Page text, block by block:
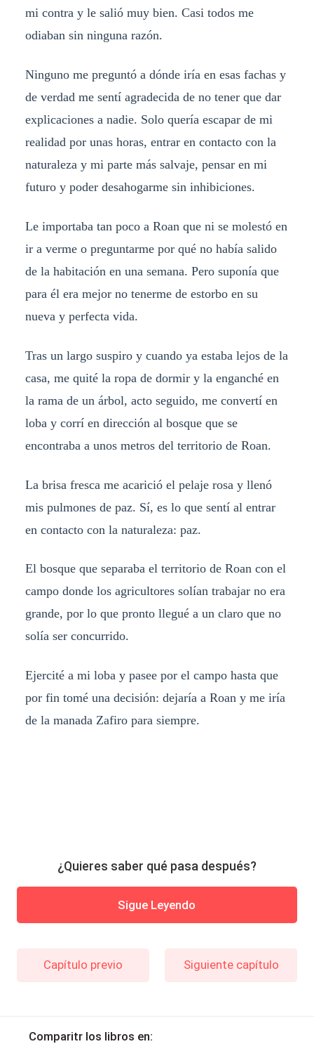
mi contra y le salió muy bien. Casi todos me
odiaban sin ninguna razón.
Ninguno me preguntó a dónde iría en esas fachas y
de verdad me sentí agradecida de no tener que dar
explicaciones a nadie. Solo quería escapar de mi
realidad por unas horas, entrar en contacto con la
naturaleza y mi parte más salvaje, pensar en mi
futuro y poder desahogarme sin inhibiciones.
Le importaba tan poco a Roan que ni se molestó en
ir a verme o preguntarme por qué no había salido
de la habitación en una semana. Pero suponía que
para él era mejor no tenerme de estorbo en su
nueva y perfecta vida.
Tras un largo suspiro y cuando ya estaba lejos de la
casa, me quité la ropa de dormir y la enganché en
la rama de un árbol, acto seguido, me convertí en
loba y corrí en dirección al bosque que se
encontraba a unos metros del territorio de Roan.
La brisa fresca me acarició el pelaje rosa y llenó
mis pulmones de paz. Sí, es lo que sentí al entrar
en contacto con la naturaleza: paz.
El bosque que separaba el territorio de Roan con el
campo donde los agricultores solían trabajar no era
grande, por lo que pronto llegué a un claro que no
solía ser concurrido.
Ejercité a mi loba y pasee por el campo hasta que
por fin tomé una decisión: dejaría a Roan y me iría
de la manada Zafiro para siempre.
¿Quieres saber qué pasa después?
Sigue Leyendo
Capítulo previo Siguiente capítulo
Comparitr los libros en: